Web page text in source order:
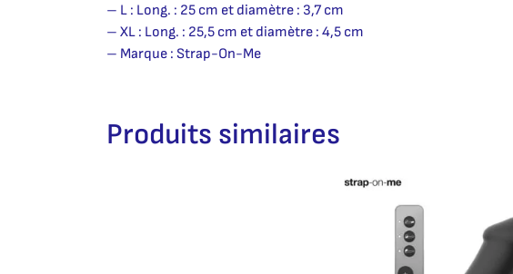
– L : Long. : 25 cm et diamètre : 3,7 cm
– XL : Long. : 25,5 cm et diamètre : 4,5 cm
– Marque : Strap-On-Me
Produits similaires